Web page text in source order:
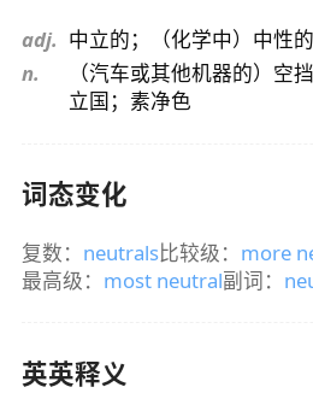
adj. 中立的；（化学中）中性
n.
（汽车或其他机器的）空
立国；素净色
词态变化
复数： neutrals比较级： more
最高级： most neutral副词：
英英释义